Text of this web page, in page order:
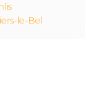
le-Bel